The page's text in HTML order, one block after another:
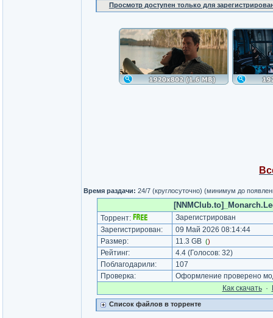
Просмотр доступен только для
Время раздачи: 24/7 (круглосуточно) (минимум до
Торрент:
Зарегистрирован
Зарегистрирован:
09 Май 2026 08:14:44
Размер:
11.3 GB ()
Рейтинг: 4.4(Голосов: 32)
Поблагодарили:
107
Проверка:
Оформление проверено
Как cкачать·
Список файлов в торренте